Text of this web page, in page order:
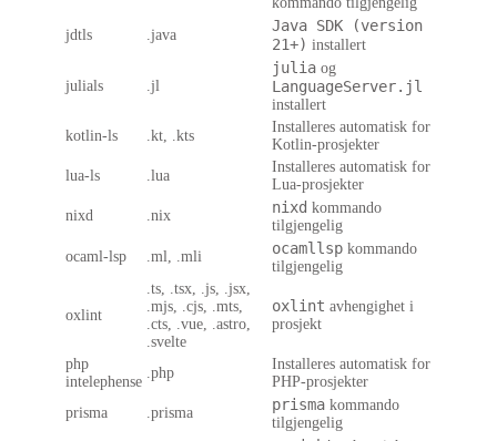
jdtls
.java
Java SDK (version
21+) installert
julials .jl
julia og
LanguageServer.jl
installert
kotlin-ls
.kt, .kts
Installeres automatisk for
Kotlin-prosjekter
lua-ls
.lua
Installeres automatisk for
Lua-prosjekter
nixd
.nix nixd kommando
tilgjengelig
ocaml-lsp
.ml, .mli ocamllsp kommando
tilgjengelig
oxlint
.ts, .tsx, .js, .jsx,
.mjs, .cjs, .mts,
.cts, .vue, .astro,
.svelte
oxlint avhengighet i
prosjekt
php
intelephense
.php
Installeres automatisk for
PHP-prosjekter
prisma
.prisma prisma kommando
tilgjengelig